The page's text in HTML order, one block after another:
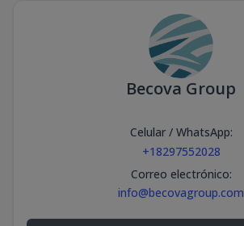
Becova Group
Celular / WhatsApp:
+18297552028
Correo electrónico:
info@becovagroup.com